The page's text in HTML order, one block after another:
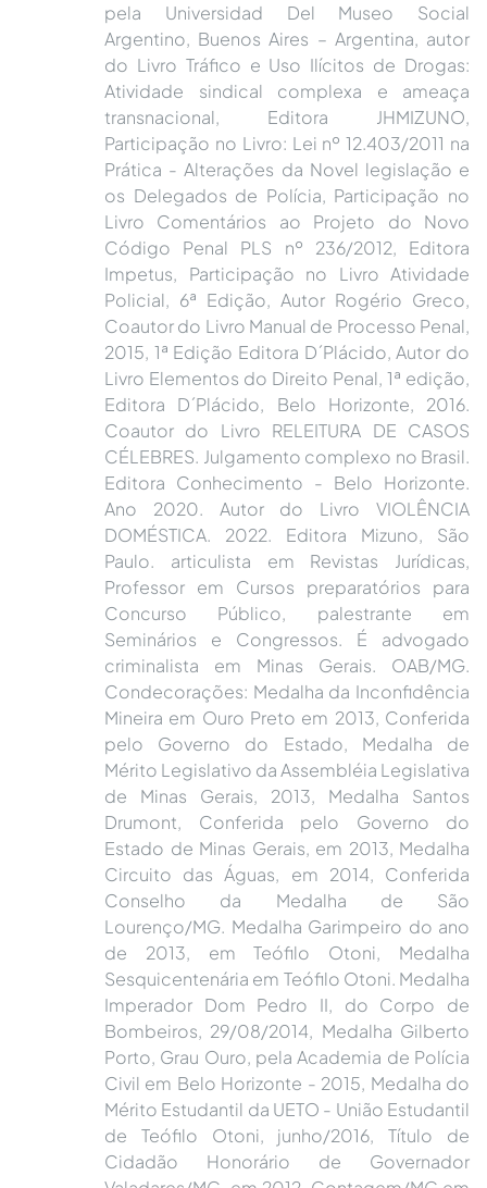
pela Universidad Del Museo Social
Argentino, Buenos Aires – Argentina, autor
do Livro Tráfico e Uso Ilícitos de Drogas:
Atividade sindical complexa e ameaça
transnacional, Editora JHMIZUNO,
Participação no Livro: Lei nº 12.403/2011 na
Prática - Alterações da Novel legislação e
os Delegados de Polícia, Participação no
Livro Comentários ao Projeto do Novo
Código Penal PLS nº 236/2012, Editora
Impetus, Participação no Livro Atividade
Policial, 6ª Edição, Autor Rogério Greco,
Coautor do Livro Manual de Processo Penal,
2015, 1ª Edição Editora D´Plácido, Autor do
Livro Elementos do Direito Penal, 1ª edição,
Editora D´Plácido, Belo Horizonte, 2016.
Coautor do Livro RELEITURA DE CASOS
CÉLEBRES. Julgamento complexo no Brasil.
Editora Conhecimento - Belo Horizonte.
Ano 2020. Autor do Livro VIOLÊNCIA
DOMÉSTICA. 2022. Editora Mizuno, São
Paulo. articulista em Revistas Jurídicas,
Professor em Cursos preparatórios para
Concurso Público, palestrante em
Seminários e Congressos. É advogado
criminalista em Minas Gerais. OAB/MG.
Condecorações: Medalha da Inconfidência
Mineira em Ouro Preto em 2013, Conferida
pelo Governo do Estado, Medalha de
Mérito Legislativo da Assembléia Legislativa
de Minas Gerais, 2013, Medalha Santos
Drumont, Conferida pelo Governo do
Estado de Minas Gerais, em 2013, Medalha
Circuito das Águas, em 2014, Conferida
Conselho da Medalha de São
Lourenço/MG. Medalha Garimpeiro do ano
de 2013, em Teófilo Otoni, Medalha
Sesquicentenária em Teófilo Otoni. Medalha
Imperador Dom Pedro II, do Corpo de
Bombeiros, 29/08/2014, Medalha Gilberto
Porto, Grau Ouro, pela Academia de Polícia
Civil em Belo Horizonte - 2015, Medalha do
Mérito Estudantil da UETO - União Estudantil
de Teófilo Otoni, junho/2016, Título de
Cidadão Honorário de Governador